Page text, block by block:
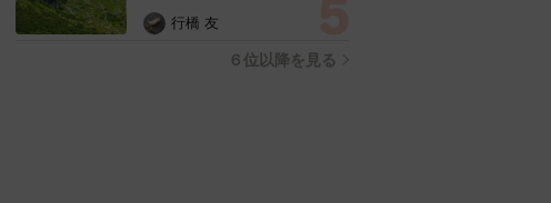
ったんだって気づいた」
行橋 友
６位以降を見る